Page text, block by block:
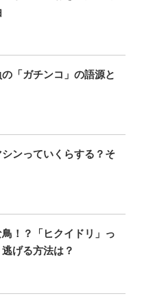
「ガチンコ」の語源と
ンっていくらする？そ
！？「ヒクイドリ」っ
げる方法は？